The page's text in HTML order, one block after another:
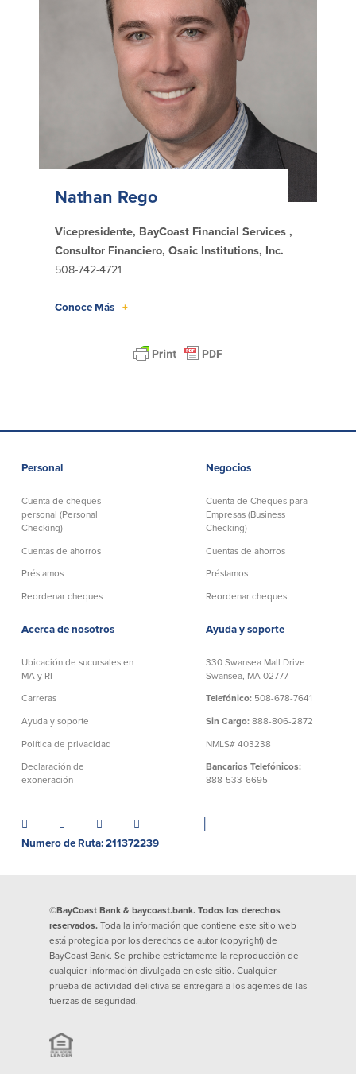
Nathan Rego
Vicepresidente, BayCoast Financial Services ,
Consultor Financiero, Osaic Institutions, Inc.
508-742-4721
Conoce Más +
Personal
Cuenta de cheques
personal (Personal
Checking)
Cuentas de ahorros
Préstamos
Reordenar cheques
Negocios
Cuenta de Cheques para
Empresas (Business
Checking)
Cuentas de ahorros
Préstamos
Reordenar cheques
Acerca de nosotros
Ubicación de sucursales en
MA y RI
Carreras
Ayuda y soporte
Política de privacidad
Declaración de
exoneración
Ayuda y soporte
330 Swansea Mall Drive
Swansea, MA 02777
Telefónico: 508-678-7641
Sin Cargo: 888-806-2872
NMLS# 403238
Bancarios Telefónicos:
888-533-6695
Numero de Ruta: 211372239
©BayCoast Bank & baycoast.bank. Todos los derechos
reservados. Toda la información que contiene este sitio web
está protegida por los derechos de autor (copyright) de
BayCoast Bank. Se prohíbe estrictamente la reproducción de
cualquier información divulgada en este sitio. Cualquier
prueba de actividad delictiva se entregará a los agentes de las
fuerzas de seguridad.